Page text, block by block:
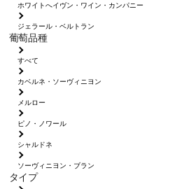
ホワイトへイヴン・ワイン・カンパニー
ジェラール・ベルトラン
葡萄品種
すべて
カベルネ・ソーヴィニヨン
メルロー
ピノ・ノワール
シャルドネ
ソーヴィニヨン・ブラン
タイプ